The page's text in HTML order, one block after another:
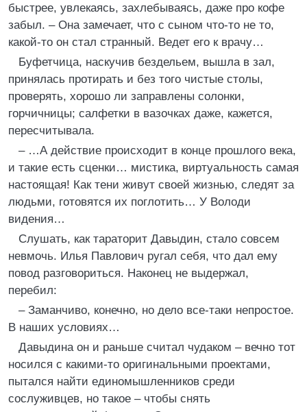
быстрее, увлекаясь, захлебываясь, даже про кофе
забыл. – Она замечает, что с сыном что-то не то,
какой-то он стал странный. Ведет его к врачу…
Буфетчица, наскучив бездельем, вышла в зал,
принялась протирать и без того чистые столы,
проверять, хорошо ли заправлены солонки,
горчичницы; салфетки в вазочках даже, кажется,
пересчитывала.
– …А действие происходит в конце прошлого века,
и такие есть сценки… мистика, виртуальность самая
настоящая! Как тени живут своей жизнью, следят за
людьми, готовятся их поглотить… У Володи
видения…
Слушать, как тараторит Давыдин, стало совсем
невмочь. Илья Павлович ругал себя, что дал ему
повод разговориться. Наконец не выдержал,
перебил:
– Заманчиво, конечно, но дело все-таки непростое.
В наших условиях…
Давыдина он и раньше считал чудаком – вечно тот
носился с какими-то оригинальными проектами,
пытался найти единомышленников среди
сослуживцев, но такое – чтобы снять